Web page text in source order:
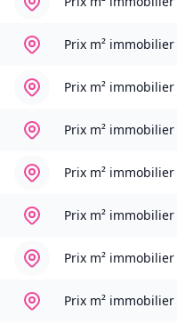
Prix m² immobilier
Prix m² immobilier
Prix m² immobilier
Prix m² immobilier
Prix m² immobilier
Prix m² immobilier
Prix m² immobilier